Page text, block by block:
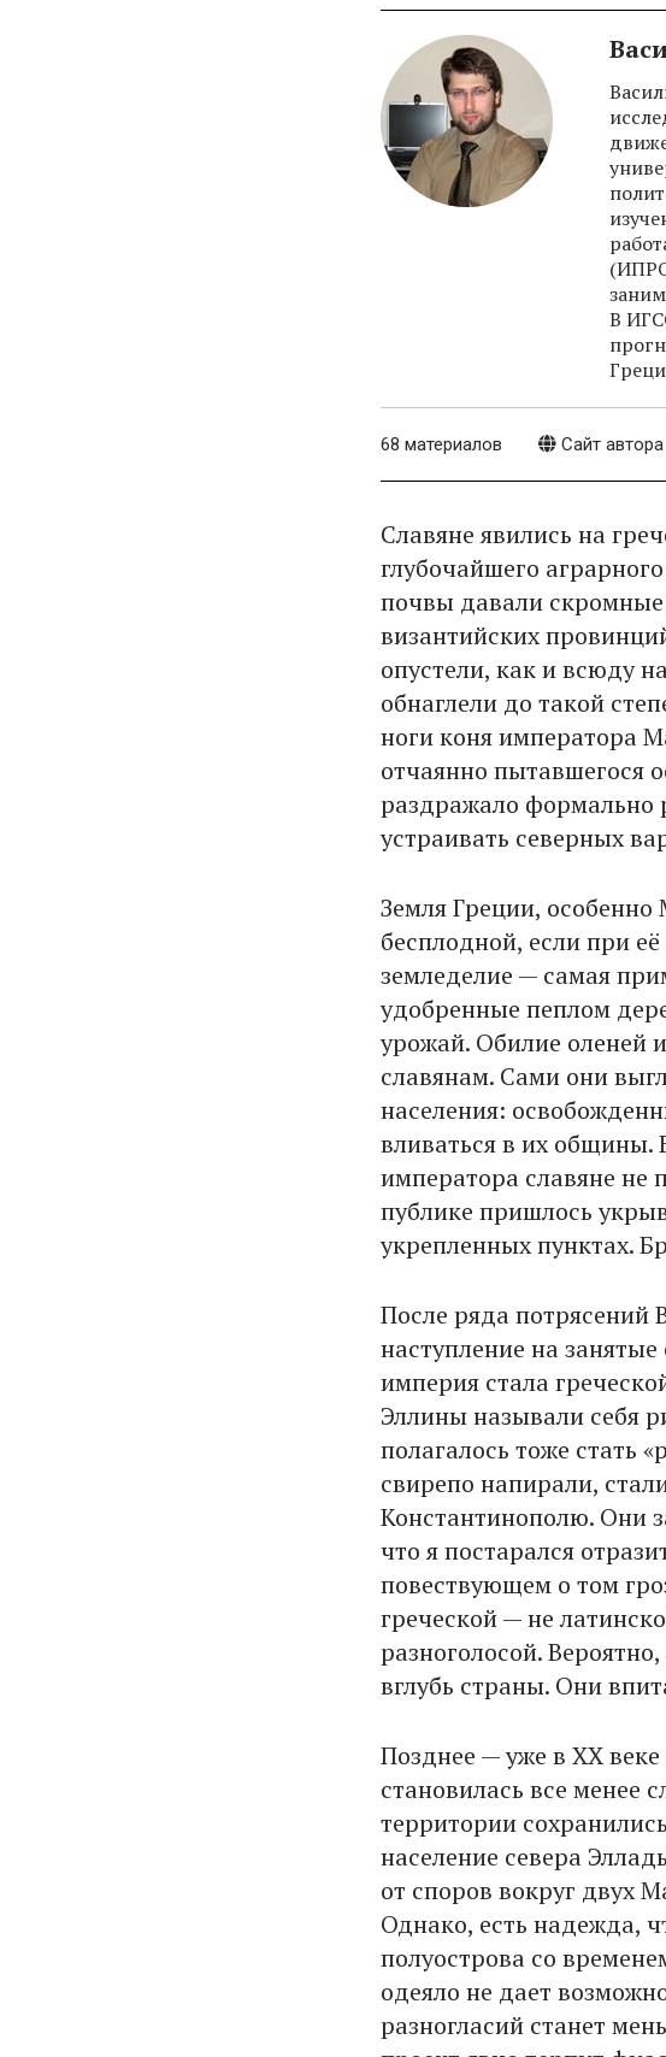
В
68 материалов Сайт автора
Славяне явились на
глубочайшего
почвы давали
византийских
опустели, как и всюду
обнаглели до такой
ноги коня императора
отчаянно пытавшегося
раздражало формально
устраивать северных
Земля Греции, особенно
бесплодной, если при
земледелие — самая
удобренные пеплом
урожай. Обилие оленей
славянам. Сами они
населения:
вливаться в их общины.
императора славяне не
публике пришлось
укрепленных пунктах.
После ряда потрясений
наступление на
империя стала
Эллины называли себя
полагалось тоже стать
свирепо напирали,
Константинополю. Они
что я постарался
повествующем о том
греческой — не
разноголосой.
вглубь страны. Они
Позднее — уже в XX
становилась все менее
территории
население севера
от споров вокруг двух
Однако, есть надежда,
полуострова со
одеяло не дает
разногласий станет